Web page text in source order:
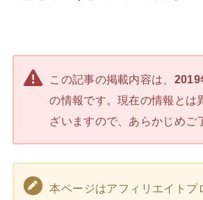
この記事の掲載内容は、 2019
の情報です。現在の情報とは
ざいますので、あらかじめご
本ページはアフィリエイトプ